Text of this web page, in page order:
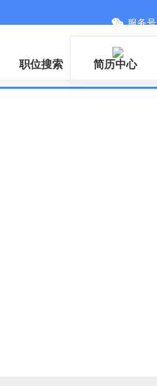
服务号
职位搜索 简历中心